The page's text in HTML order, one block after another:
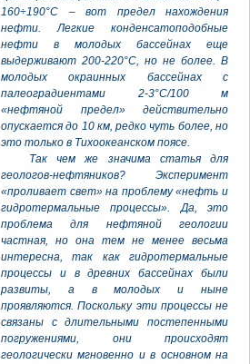
160÷190°С – вот предел нахождения
нефти. Легкие конденсатоподобные
нефти в молодых бассейнах еще
выдерживают 200-220°С, но не более. В
молодых окраинных бассейнах с
палеоградиентами 2-3°С/100 м
«нефтяной предел» действительно
опускается до 10 км, редко чуть более, но
это только в Тихоокеанском поясе.
Так чем же значима статья для
геологов-нефтяников? Эксперимент
«проливает свет» на проблему «нефть и
гидротермальные процессы». Да, это
проблема для нефтяной геологии
частная, но она тем не менее весьма
интересна, так как гидротермальные
процессы и в древних бассейнах были
развиты, а в молодых и ныне
проявляются. Поскольку эти процессы не
связаны с длительными постепенными
погружениями, они происходят
геологически мгновенно и в основном на